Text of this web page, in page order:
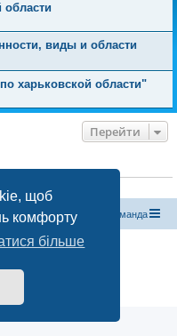
щоб
комфорту
більше
виды и области
харьковской области"
Перейти
«Рюкзак» Команда
© phpBB Limited